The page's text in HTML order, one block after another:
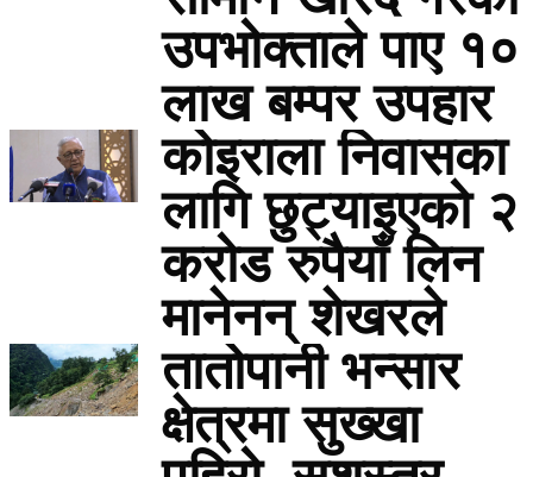
उपभोक्ताले पाए १०
लाख बम्पर उपहार
कोइराला निवासका
लागि छुट्याइएको २
करोड रुपैयाँ लिन
मानेनन् शेखरले
तातोपानी भन्सार
क्षेत्रमा सुख्खा